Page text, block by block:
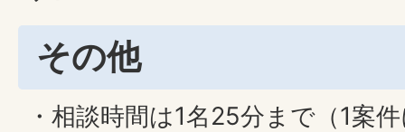
その他
・相談時間は1名25分まで（1案